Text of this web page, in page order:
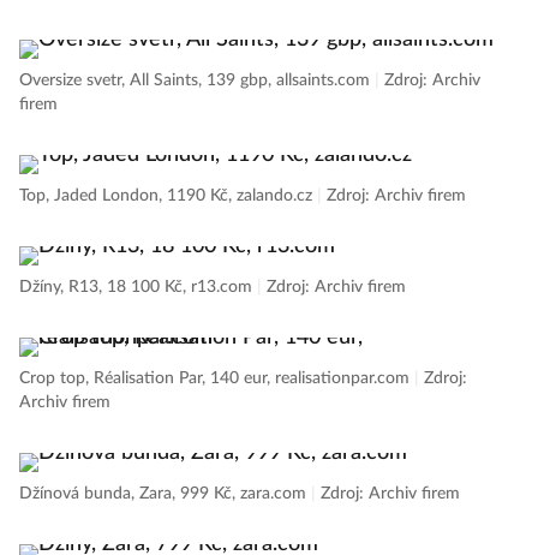
Oversize svetr, All Saints, 139 gbp, allsaints.com
Zdroj: Archiv
firem
Top, Jaded London, 1190 Kč, zalando.cz Zdroj: Archiv firem
Džíny, R13, 18 100 Kč, r13.com Zdroj: Archiv firem
Crop top, Réalisation Par, 140 eur, realisationpar.com
Zdroj:
Archiv firem
Džínová bunda, Zara, 999 Kč, zara.com Zdroj: Archiv firem